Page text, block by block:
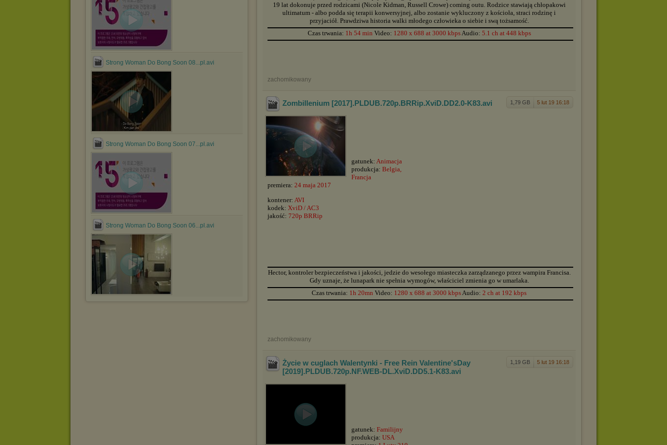
Strong Woman Do Bong Soon 08...pl.avi
Strong Woman Do Bong Soon 07...pl.avi
Strong Woman Do Bong Soon 06...pl.avi
19 lat dokonuje przed rodzicami (Nicole Kidman, Russell Crowe) coming outu. Rodzice stawiają chłopakowi
ultimatum - albo podda się terapii konwersyjnej, albo zostanie wykluczony z kościoła, straci rodzinę i
przyjaciół. Prawdziwa historia walki młodego człowieka o siebie i swą tożsamość.
▬▬▬▬▬▬▬▬▬▬▬▬▬▬▬▬▬▬▬▬▬▬▬▬▬▬▬▬▬▬▬▬▬▬▬▬▬▬▬▬▬▬▬▬▬▬▬▬▬▬▬▬▬▬▬▬▬▬▬▬▬▬▬▬▬▬▬▬▬▬▬▬▬▬▬▬▬▬▬▬▬▬
Czas trwania: 1h 54 min Video: 1280 x 688 at 3000 kbpsAudio: 5.1 ch at 448 kbps
▬▬▬▬▬▬▬▬▬▬▬▬▬▬▬▬▬▬▬▬▬▬▬▬▬▬▬▬▬▬▬▬▬▬▬▬▬▬▬▬▬▬▬▬▬▬▬▬▬▬▬▬▬▬▬▬▬▬▬▬▬▬▬▬▬▬▬▬▬▬▬▬▬▬▬▬▬▬▬▬▬▬
zachomikowany
1,79 GB 5 lut 19 16:18
Zombillenium [2017].PLDUB.720p.BRRip.XviD.DD2.0-K83.avi
gatunek: Animacja
produkcja: Belgia,
Francja
premiera: 24 maja 2017
kontener: AVI
kodek: XviD / AC3
jakość: 720p BRRip
▬▬▬▬▬▬▬▬▬▬▬▬▬▬▬▬▬▬▬▬▬▬▬▬▬▬▬▬▬▬▬▬▬▬▬▬▬▬▬▬▬▬▬▬▬▬▬▬▬▬▬▬▬▬▬▬▬▬▬▬▬▬▬▬▬▬▬▬▬▬▬▬▬▬▬▬▬▬▬▬▬▬
Hector, kontroler bezpieczeństwa i jakości, jedzie do wesołego miasteczka zarządzanego przez wampira Francisa.
Gdy uznaje, że lunapark nie spełnia wymogów, właściciel zmienia go w umarlaka.
▬▬▬▬▬▬▬▬▬▬▬▬▬▬▬▬▬▬▬▬▬▬▬▬▬▬▬▬▬▬▬▬▬▬▬▬▬▬▬▬▬▬▬▬▬▬▬▬▬▬▬▬▬▬▬▬▬▬▬▬▬▬▬▬▬▬▬▬▬▬▬▬▬▬▬▬▬▬▬▬▬▬
Czas trwania: 1h 20mn Video: 1280 x 688 at 3000 kbpsAudio: 2 ch at 192 kbps
▬▬▬▬▬▬▬▬▬▬▬▬▬▬▬▬▬▬▬▬▬▬▬▬▬▬▬▬▬▬▬▬▬▬▬▬▬▬▬▬▬▬▬▬▬▬▬▬▬▬▬▬▬▬▬▬▬▬▬▬▬▬▬▬▬▬▬▬▬▬▬▬▬▬▬▬▬▬▬▬▬▬
zachomikowany
1,19 GB 5 lut 19 16:18
Życie w cuglach Walentynki - Free Rein Valentine'sDay
[2019].PLDUB.720p.NF.WEB-DL.XviD.DD5.1-K83.avi
gatunek: Familijny
produkcja: USA